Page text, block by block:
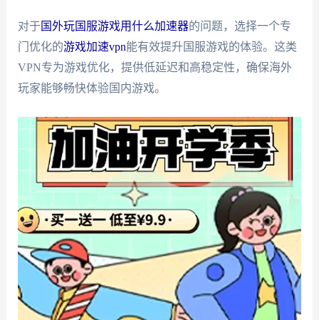
对于 国外玩国服游戏用什么加速器的问题，选择一个专
门优化的游戏加速vpn能有效提升国服游戏的体验。这类
VPN专为游戏优化，提供低延迟和高稳定性，确保海外
玩家能够畅快体验国内游戏。